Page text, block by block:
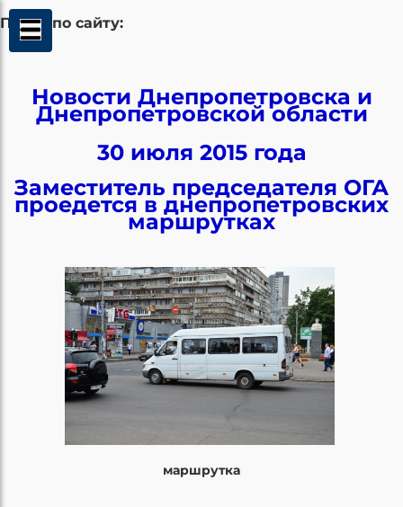
Поиск по сайту:
Новости Днепропетровска и
Днепропетровской области
30 июля 2015 года
Заместитель председателя ОГА
проедется в днепропетровских
маршрутках
маршрутка